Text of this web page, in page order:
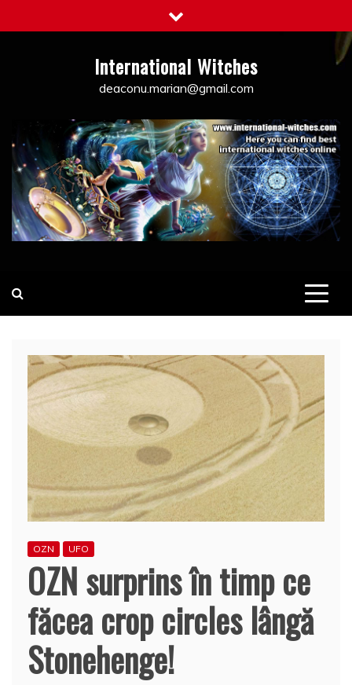
to
International Witches
deaconu.marian@gmail.com
OZN UFO
OZN surprins în timp ce
făcea crop circles lângă
Stonehenge!